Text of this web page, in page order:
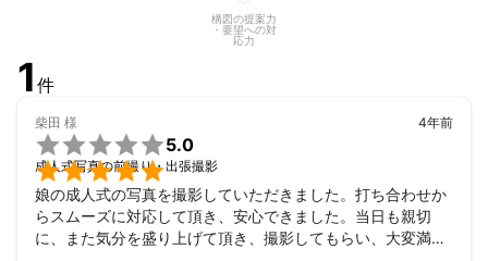
・地方の時代賞　映像コンクール　優秀賞
アピールポイント
*【枚数の上限なし！】
ぶれ・目つぶりなどのショットを覗いた
全データをお渡し致します。
*【ポージングの指示もおまかせください♪】
自然なご様子はもちろん
撮られるのはニガテ・・な方にも
ポーズをご提案して撮影いたします。
構図の提案力
・要望への対
応力
1 件
柴田 様


5.0
成人式写真の前撮り・出張撮影
4年前
娘の成人式の写真を撮影していただきました。打ち合わせか
らスムーズに対応して頂き、安心できました。当日も親切
に、また気分を盛り上げて頂き、撮影してもらい、大変満足